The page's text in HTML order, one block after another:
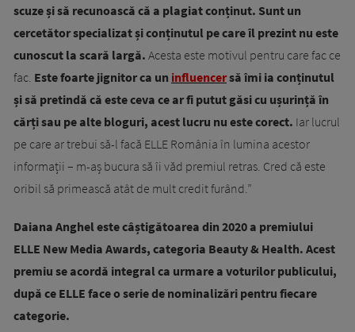
scuze și să recunoască că a plagiat conținut. Sunt un
cercetător specializat și conținutul pe care îl prezint nu este
cunoscut la scară largă. Acesta este motivul pentru care fac ce
fac. Este foarte jignitor ca un influencersă îmi ia conținutul
și să pretindă că este ceva ce ar fi putut găsi cu ușurință în
cărți sau pe alte bloguri, acest lucru nu este corect. Iar lucrul
pe care ar trebui să-l facă ELLE România în lumina acestor
informații – m-aș bucura să îi văd premiul retras. Cred că este
oribil să primească atât de mult credit furând.”
Daiana Anghel este câștigătoarea din 2020 a premiului
ELLE New Media Awards, categoria Beauty & Health. Acest
premiu se acordă integral ca urmare a voturilor publicului,
după ce ELLE face o serie de nominalizări pentru fiecare
categorie.